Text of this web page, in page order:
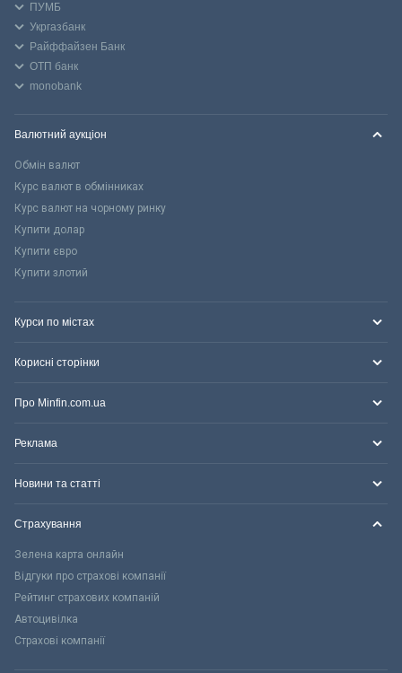
ПУМБ
Укргазбанк
Райффайзен Банк
ОТП банк
monobank
Валютний аукціон
Обмін валют
Курс валют в обмінниках
Курс валют на чорному ринку
Купити долар
Купити євро
Купити злотий
Курси по містах
Корисні сторінки
Про Minfin.com.ua
Реклама
Новини та статті
Страхування
Зелена карта онлайн
Відгуки про страхові компанії
Рейтинг страхових компаній
Автоцивілка
Страхові компанії